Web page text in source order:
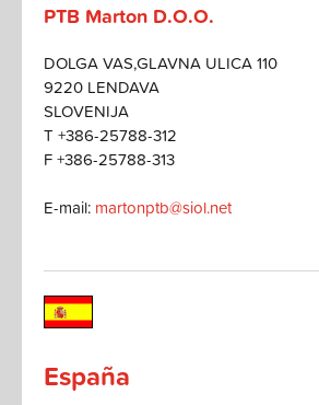
PTB Marton D.O.O.
DOLGA VAS,GLAVNA ULICA 110
9220 LENDAVA
SLOVENIJA
T +386-25788-312
F +386-25788-313
E-mail: martonptb@siol.net
España